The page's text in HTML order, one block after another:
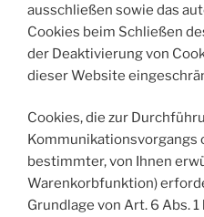
ausschließen sowie das
Cookies beim Schließen
der Deaktivierung von
dieser Website
Cookies, die zur
Kommunikationsvorgangs
bestimmter, von Ihnen
Warenkorbfunktion)
Grundlage von Art. 6 Abs.